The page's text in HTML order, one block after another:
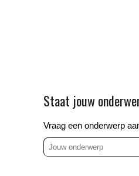
Staat jouw
Vraag een onderwerp